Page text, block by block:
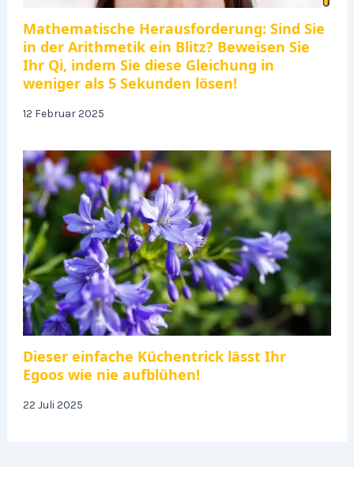
Mathematische Herausforderung: Sind Sie
in der Arithmetik ein Blitz? Beweisen Sie
Ihr Qi, indem Sie diese Gleichung in
weniger als 5 Sekunden lösen!
12 Februar 2025
Dieser einfache Küchentrick lässt Ihr
Egoos wie nie aufblühen!
22 Juli 2025